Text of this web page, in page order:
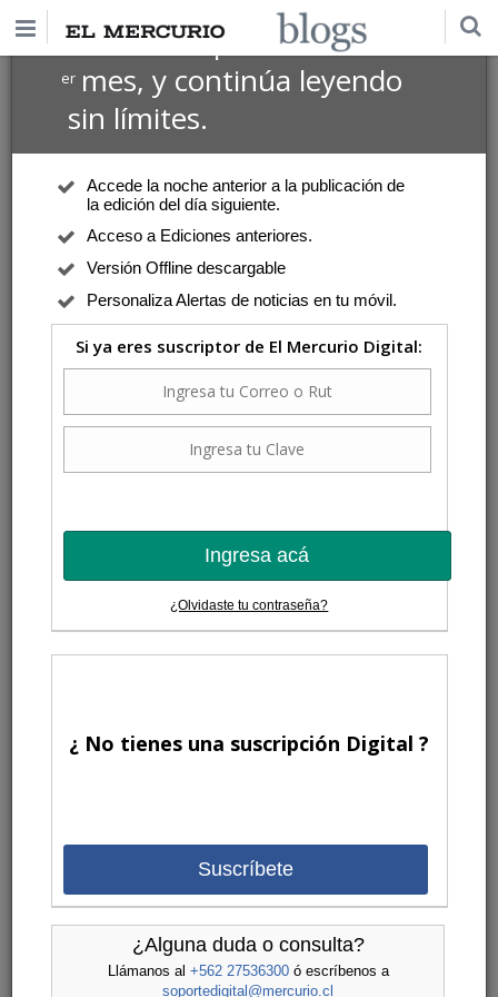
Suscríbete por $1 USD
ermes, y continúa leyendo
sin límites.
Accede la noche anterior a la publicación de
la edición del día siguiente.
Acceso a Ediciones anteriores.
Versión Offline descargable
Personaliza Alertas de noticias en tu móvil.
Si ya eres suscriptor de El Mercurio Digital:
Ingresa acá
¿Olvidaste tu contraseña?
¿ No tienes una suscripción Digital ?
Suscríbete
¿Alguna duda o consulta?
Llámanos al +562 27536300ó escríbenos a
soportedigital@mercurio.cl